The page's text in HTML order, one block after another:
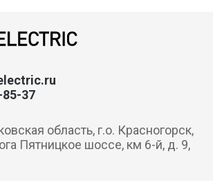
85-37
область, г.о. Красногорск,
Пятницкое шоссе, км 6-й, д. 9,